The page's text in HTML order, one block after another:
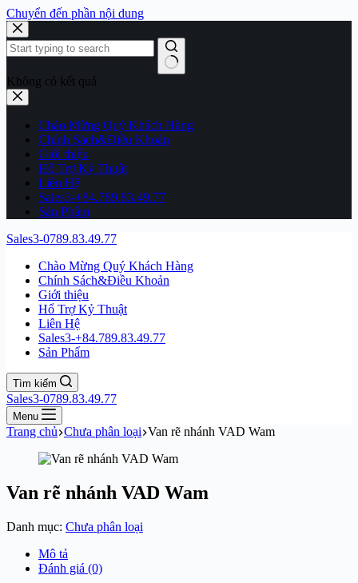
Chuyển đến phần nội dung
Không có kết quả
Chào Mừng Quý Khách Hàng
Chính Sách&Điều Khoản
Giới thiệu
Hổ Trợ Kỷ Thuật
Liên Hệ
Sales3-+84.789.83.49.77
Sản Phẩm
Sales3-0789.83.49.77
Chào Mừng Quý Khách Hàng
Chính Sách&Điều Khoản
Giới thiệu
Hổ Trợ Kỷ Thuật
Liên Hệ
Sales3-+84.789.83.49.77
Sản Phẩm
Tìm kiếm
Sales3-0789.83.49.77
Menu
Trang chủ Chưa phân loại Van rẽ nhánh VAD Wam
Van rẽ nhánh VAD Wam
Danh mục: Chưa phân loại
Mô tả
Đánh giá (0)